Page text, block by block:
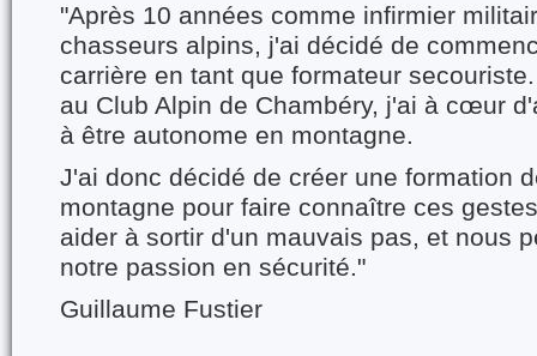
"Après 10 années comme infirmier
chasseurs alpins, j'ai décidé de
carrière en tant que formateur
au Club Alpin de Chambéry, j'ai à cœur
à être autonome en montagne.
J'ai donc décidé de créer une formation
montagne pour faire connaître ces
aider à sortir d'un mauvais pas, et nous
notre passion en sécurité."
Guillaume Fustier